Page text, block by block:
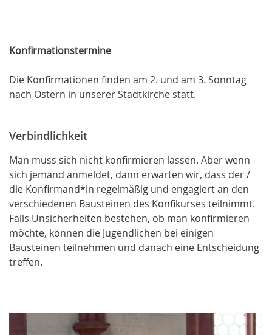
Konfirmationstermine
Die Konfirmationen finden am 2. und am 3. Sonntag
nach Ostern in unserer Stadtkirche statt.
Verbindlichkeit
Man muss sich nicht konfirmieren lassen. Aber wenn
sich jemand anmeldet, dann erwarten wir, dass der /
die Konfirmand*in regelmäßig und engagiert an den
verschiedenen Bausteinen des Konfikurses teilnimmt.
Falls Unsicherheiten bestehen, ob man konfirmieren
möchte, können die Jugendlichen bei einigen
Bausteinen teilnehmen und danach eine Entscheidung
treffen.